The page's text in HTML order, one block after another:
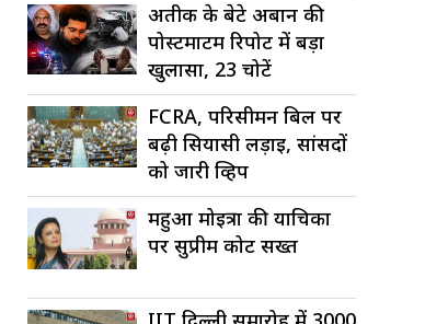
अतीक के बेटे अबान की
पोस्टमार्टम रिपोर्ट में बड़ा
खुलासा, 23 चोटें
FCRA, परिसीमन बिल पर
बढ़ी सियासी लड़ाई, सांसदों
को जारी व्हिप
महुआ मोइत्रा की याचिका
पर सुप्रीम कोर्ट सख्त